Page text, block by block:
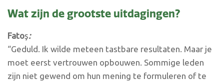
Wat zijn de grootste uitdagingen?
Fatoş:
“Geduld. Ik wilde meteen tastbare resultaten. Maar je
moet eerst vertrouwen opbouwen. Sommige leden
zijn niet gewend om hun mening te formuleren of te